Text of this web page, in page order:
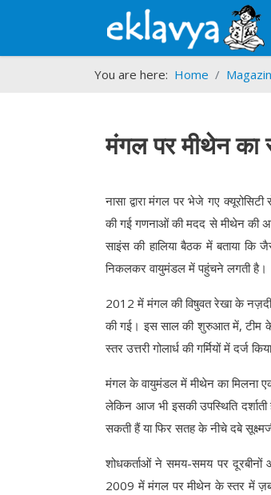
You are here: Home
मंगल पर मीथेन का
नासा द्वारा मंगल पर भेजे गए
की गई गणनाओं की मदद से मीथेन की
साइंस की हालिया बैठक में बताया कि
निकलकर वायुमंडल में पहुंचने लगती है।
2012 में मंगल की विषुवत रेखा के
की गई। इस साल की शुरुआत में, टीम
स्तर उत्तरी गोलार्ध की गर्मियों में दर्ज
मंगल के वायुमंडल में मीथेन का मिलना
लेकिन आज भी इसकी उपस्थिति
सकती हैं या फिर सतह के नीचे दबे
शोधकर्ताओं ने समय-समय पर
2009 में मंगल पर मीथेन के स्तर में